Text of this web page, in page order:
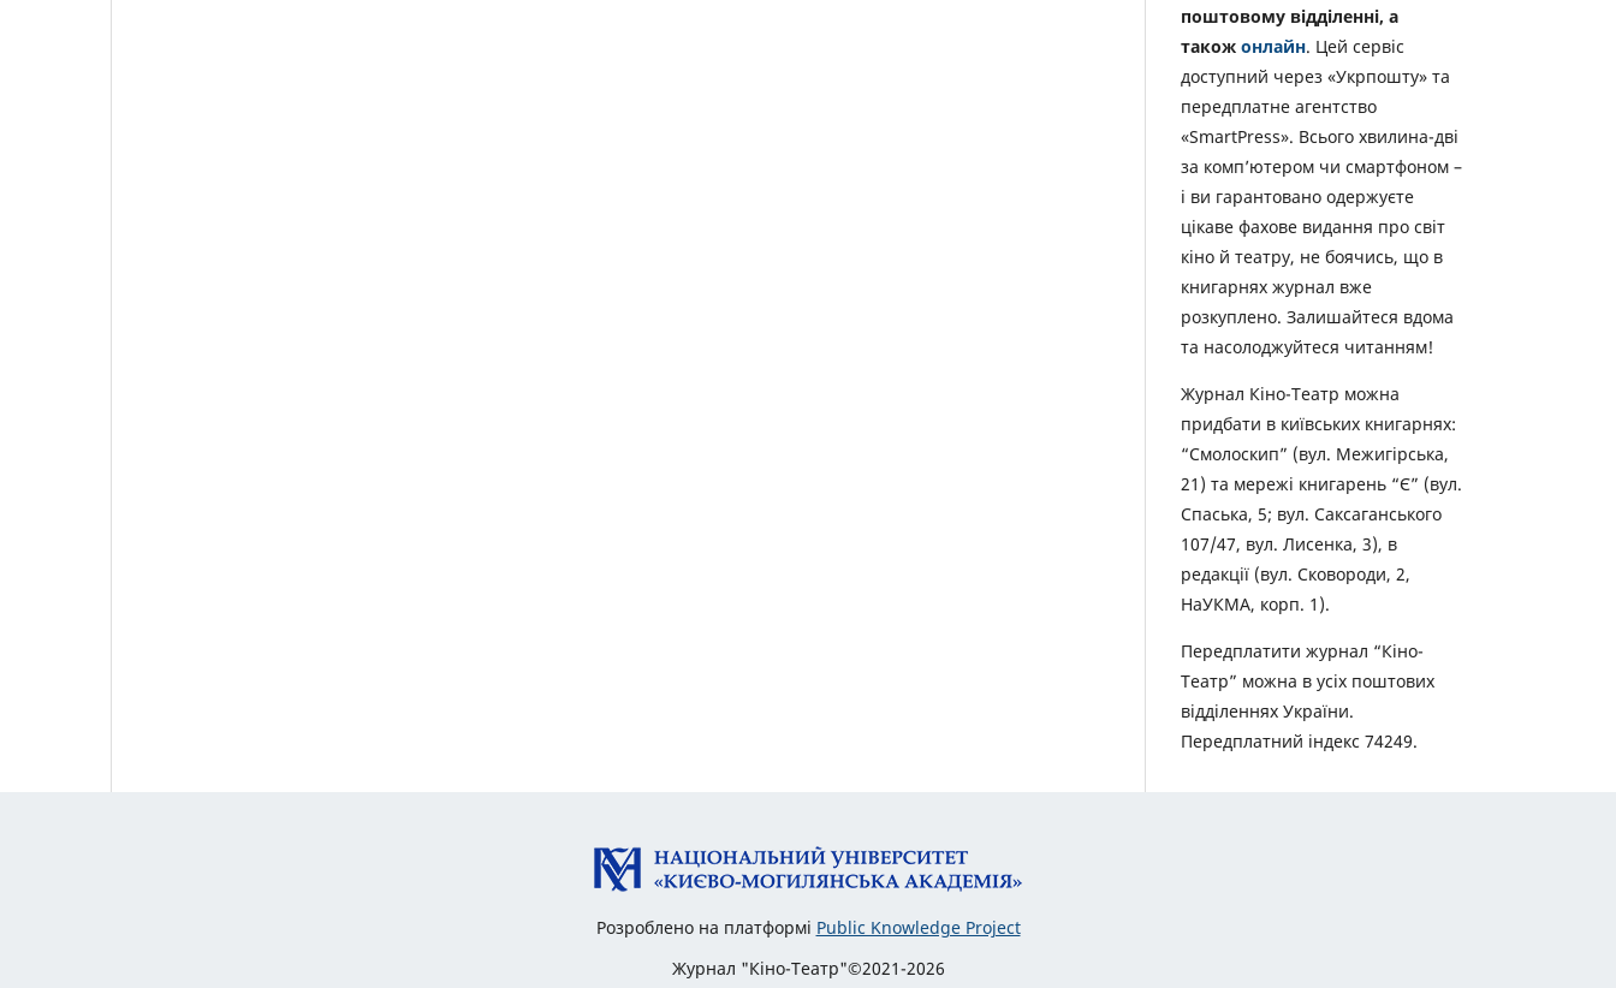
поштовому відділенні, а
також онлайн. Цей сервіс
доступний через «Укрпошту» та
передплатне агентство
«SmartPress». Всього хвилина-дві
за комп’ютером чи смартфоном –
і ви гарантовано одержуєте
цікаве фахове видання про світ
кіно й театру, не боячись, що в
книгарнях журнал вже
розкуплено. Залишайтеся вдома
та насолоджуйтеся читанням!
Журнал Кіно-Театр можна
придбати в київських книгарнях:
“Смолоскип” (вул. Межигірська,
21) та мережі книгарень “Є” (вул.
Спаська, 5; вул. Саксаганського
107/47, вул. Лисенка, 3), в
редакції (вул. Сковороди, 2,
НаУКМА, корп. 1).
Передплатити журнал “Кіно-
Театр” можна в усіх поштових
відділеннях України.
Передплатний індекс 74249.
Розроблено на платформі Public Knowledge Project
Журнал "Кіно-Театр"©2021-2026